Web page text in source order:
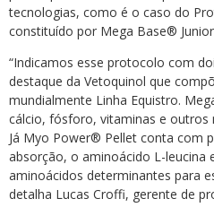
tecnologias, como é o caso do
constituído por Mega Base®
“Indicamos esse protocolo com
destaque da Vetoquinol que
mundialmente Linha Equistro.
cálcio, fósforo, vitaminas e outros
Já Myo Power® Pellet conta com
absorção, o aminoácido L-leucina
aminoácidos determinantes para
detalha Lucas Croffi, gerente de